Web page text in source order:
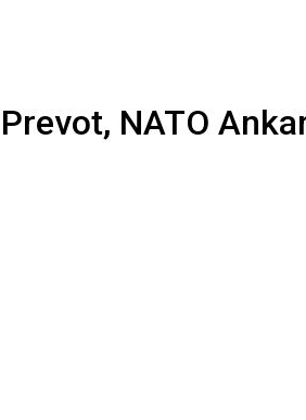
Prevot, NATO